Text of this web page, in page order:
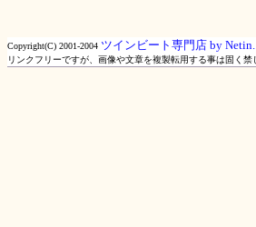
Copyright(C) 2001-2004 ツインビート専門店 by Netin.
リンクフリーですが、画像や文章を複製転用する事は固く禁